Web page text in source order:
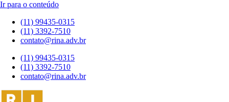
Ir para o conteúdo
(11) 99435-0315
(11) 3392-7510
contato@rina.adv.br
(11) 99435-0315
(11) 3392-7510
contato@rina.adv.br